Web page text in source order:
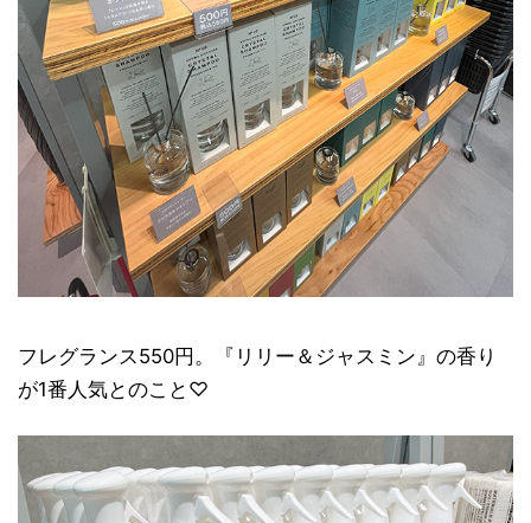
フレグランス550円。『リリー＆ジャスミン』の香り
が1番人気とのこと♡